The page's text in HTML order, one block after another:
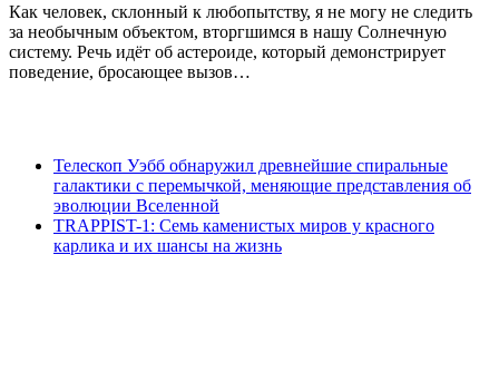
Как человек, склонный к любопытству, я не могу не следить
за необычным объектом, вторгшимся в нашу Солнечную
систему. Речь идёт об астероиде, который демонстрирует
поведение, бросающее вызов…
Телескоп Уэбб обнаружил древнейшие спиральные
галактики с перемычкой, меняющие представления об
эволюции Вселенной
TRAPPIST-1: Семь каменистых миров у красного
карлика и их шансы на жизнь